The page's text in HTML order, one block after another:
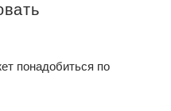
понадобиться по